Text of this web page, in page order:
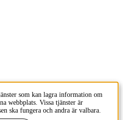
som kan lagra information om
webbplats. Vissa tjänster är
ska fungera och andra är valbara.